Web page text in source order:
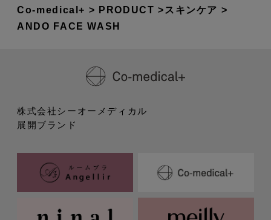
Co-medical+ PRODUCT
スキンケア
ANDO FACE WASH
株式会社シーオーメディカル
展開ブランド